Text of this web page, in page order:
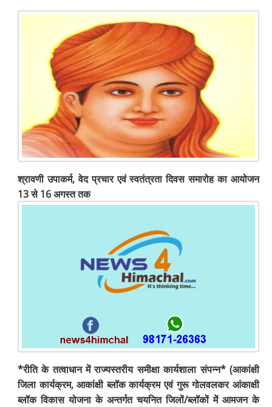
श्रावणी उपाकर्म, वेद प्रचार एवं स्वतंत्रता दिवस समारोह का आयोजन
13 से 16 अगस्त तक
*रीति के तत्वाधान में राज्यस्तरीय समीक्षा कार्यशाला संपन्न* (आकांक्षी
जिला कार्यक्रम, आकांक्षी ब्लॉक कार्यक्रम एवं गुरू गोलवलकर आंकाक्षी
ब्लॉक विकास योजना के अन्तर्गत चयनित जिलों/ब्लॉकों में आमजन के